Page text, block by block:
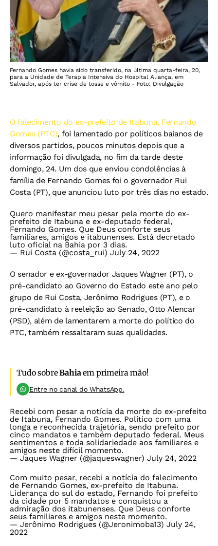
Fernando Gomes havia sido transferido, na última quarta-feira, 20,
para a Unidade de Terapia Intensiva do Hospital Aliança, em
Salvador, após ter crise de tosse e vômito - Foto: Divulgação
O falecimento do ex-prefeito de Itabuna, Fernando
Gomes (PTC), foi lamentado por políticos baianos de
diversos partidos, poucos minutos depois que a
informação foi divulgada, no fim da tarde deste
domingo, 24. Um dos que enviou condolências à
família de Fernando Gomes foi o governador Rui
Costa (PT), que anunciou luto por três dias no estado.
Quero manifestar meu pesar pela morte do ex-
prefeito de Itabuna e ex-deputado federal,
Fernando Gomes. Que Deus conforte seus
familiares, amigos e itabunenses. Está decretado
luto oficial na Bahia por 3 dias.
— Rui Costa (@costa_rui) July 24, 2022
O senador e ex-governador Jaques Wagner (PT), o
pré-candidato ao Governo do Estado este ano pelo
grupo de Rui Costa, Jerônimo Rodrigues (PT), e o
pré-candidato à reeleição ao Senado, Otto Alencar
(PSD), além de lamentarem a morte do político do
PTC, também ressaltaram suas qualidades.
Tudo sobreBahia em primeira mão!
Entre no canal do WhatsApp.
Recebi com pesar a notícia da morte do ex-prefeito
de Itabuna, Fernando Gomes. Político com uma
longa e reconhecida trajetória, sendo prefeito por
cinco mandatos e também deputado federal. Meus
sentimentos e toda solidariedade aos familiares e
amigos neste difícil momento.
— Jaques Wagner (@jaqueswagner) July 24, 2022
Com muito pesar, recebi a notícia do falecimento
de Fernando Gomes, ex-prefeito de Itabuna.
Liderança do sul do estado, Fernando foi prefeito
da cidade por 5 mandatos e conquistou a
admiração dos itabunenses. Que Deus conforte
seus familiares e amigos neste momento.
— Jerônimo Rodrigues (@Jeronimoba13) July 24,
2022